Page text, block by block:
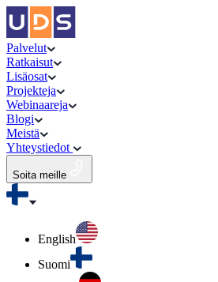
Palvelut
Ratkaisut
Lisäosat
Projekteja
Webinaareja
Blogi
Meistä
Yhteystiedot
Soita meille
English
Suomi